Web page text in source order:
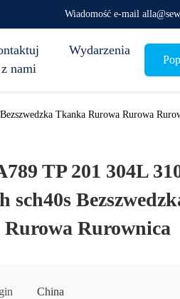
Wiadomość e-mail
nami
Wydarzenia
Tkanka Rurowa Rurowa
TP 201 304L
sch40s
Rurownica
China